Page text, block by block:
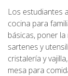
Los estudiantes
cocina para
básicas, poner
sartenes y
cristalería y
mesa para